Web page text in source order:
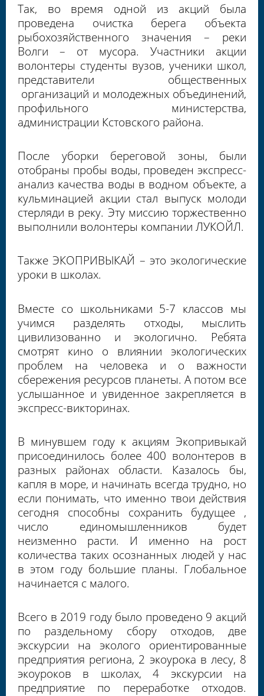
Так, во время одной из акций была
проведена очистка берега объекта
рыбохозяйственного значения – реки
Волги – от мусора. Участники акции
волонтеры студенты вузов, ученики школ,
представители общественных
организаций и молодежных объединений,
профильного министерства,
администрации Кстовского района.
После уборки береговой зоны, были
отобраны пробы воды, проведен экспресс-
анализ качества воды в водном объекте, а
кульминацией акции стал выпуск молоди
стерляди в реку. Эту миссию торжественно
выполнили волонтеры компании ЛУКОЙЛ.
Также ЭКОПРИВЫКАЙ – это экологические
уроки в школах.
Вместе со школьниками 5-7 классов мы
учимся разделять отходы, мыслить
цивилизованно и экологично. Ребята
смотрят кино о влиянии экологических
проблем на человека и о важности
сбережения ресурсов планеты. А потом все
услышанное и увиденное закрепляется в
экспресс-викторинах.
В минувшем году к акциям Экопривыкай
присоединилось более 400 волонтеров в
разных районах области. Казалось бы,
капля в море, и начинать всегда трудно, но
если понимать, что именно твои действия
сегодня способны сохранить будущее ,
число единомышленников будет
неизменно расти. И именно на рост
количества таких осознанных людей у нас
в этом году большие планы. Глобальное
начинается с малого.
Всего в 2019 году было проведено 9 акций
по раздельному сбору отходов, две
экскурсии на эколого ориентированные
предприятия региона, 2 экоурока в лесу, 8
экоуроков в школах, 4 экскурсии на
предприятие по переработке отходов.